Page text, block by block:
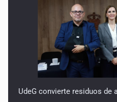
UdeG convierte residuos de